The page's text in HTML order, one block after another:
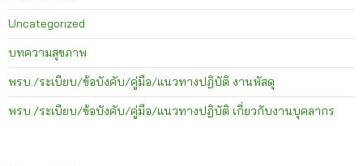
Uncategorized
บทความสุขภาพ
พรบ./ระเบียบ/ข้อบังคับ/คู่มือ/แนวทางปฏิบัติ งานพัสดุ
พรบ./ระเบียบ/ข้อบังคับ/คู่มือ/แนวทางปฏิบัติ เกี่ยวกับงานบุคลากร